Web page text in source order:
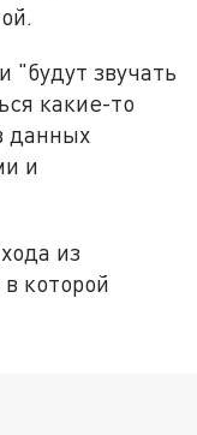
"будут звучать
какие-то
данных
и
из
которой